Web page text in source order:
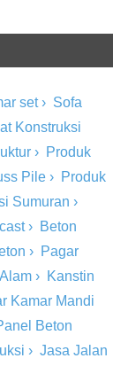
set› Sofa
Konstruksi
› Produk
Pile › Produk
Sumuran ›
› Beton
› Pagar
› Kanstin
Kamar Mandi
Beton
› Jasa Jalan